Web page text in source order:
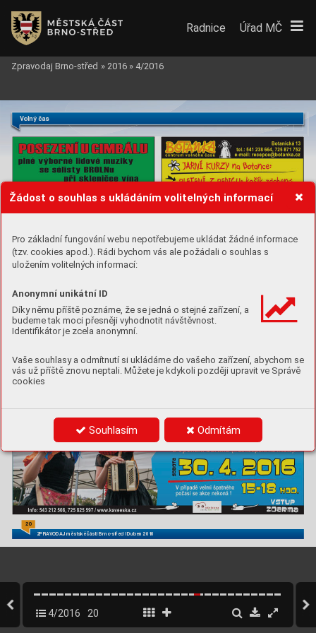
Žádost o souhlas s ukládáním volitelných informací
Pro základní fungování webu nepotřebujeme ukládat žádné informace
(tzv. cookies apod.). Rádi bychom vás ale požádali o souhlas s
uložením volitelných informací:
Anonymní unikátní ID
Díky němu příště poznáme, že se jedná o stejné zařízení, a
budeme tak moci přesněji vyhodnotit návštěvnost.
Identifikátor je zcela anonymní.
Vaše souhlasy a odmítnutí si ukládáme do vašeho zařízení, abychom se
vás už příště znovu neptali. Můžete je kdykoli později upravit ve Správě
cookies
Souhlasím Odmítám
20
ZPRAVODAJ městské části Brno-střed | Duben 2016
Volný čas
Radnice Úřad MČ
Zpravodaj Brno-střed » 2016 » 4/2016
4/2016 20